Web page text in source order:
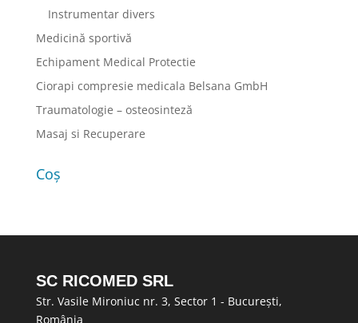
Instrumentar divers
Medicină sportivă
Echipament Medical Protectie
Ciorapi compresie medicala Belsana GmbH
Traumatologie – osteosinteză
Masaj si Recuperare
Coș
SC RICOMED SRL
Str. Vasile Mironiuc nr. 3, Sector 1 - București,
România